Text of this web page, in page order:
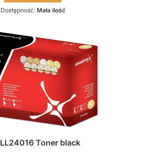
Dostępność: Mała ilość
Toner black